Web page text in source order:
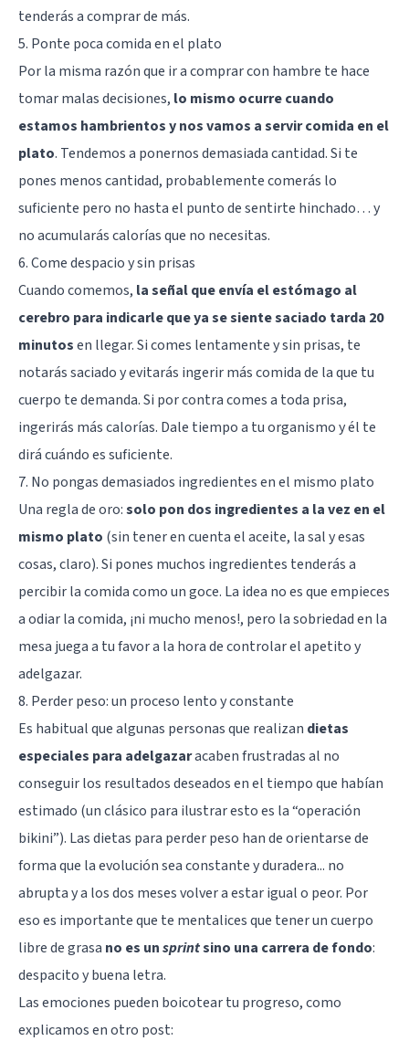
tenderás a comprar de más.
5. Ponte poca comida en el plato
Por la misma razón que ir a comprar con hambre te hace
tomar malas decisiones, lo mismo ocurre cuando
estamos hambrientos y nos vamos a servir comida en el
plato. Tendemos a ponernos demasiada cantidad. Si te
pones menos cantidad, probablemente comerás lo
suficiente pero no hasta el punto de sentirte hinchado… y
no acumularás calorías que no necesitas.
6. Come despacio y sin prisas
Cuando comemos, la señal que envía el estómago al
cerebro para indicarle que ya se siente saciado tarda 20
minutosen llegar. Si comes lentamente y sin prisas, te
notarás saciado y evitarás ingerir más comida de la que tu
cuerpo te demanda. Si por contra comes a toda prisa,
ingerirás más calorías. Dale tiempo a tu organismo y él te
dirá cuándo es suficiente.
7. No pongas demasiados ingredientes en el mismo plato
Una regla de oro:solo pon dos ingredientes a la vez en el
mismo plato (sin tener en cuenta el aceite, la sal y esas
cosas, claro). Si pones muchos ingredientes tenderás a
percibir la comida como un goce. La idea no es que empieces
a odiar la comida, ¡ni mucho menos!, pero la sobriedad en la
mesa juega a tu favor a la hora de controlar el apetito y
adelgazar.
8. Perder peso: un proceso lento y constante
Es habitual que algunas personas que realizan dietas
especiales para adelgazaracaben frustradas al no
conseguir los resultados deseadosen el tiempo que habían
estimado (un clásico para ilustrar esto es la “operación
bikini”). Las dietas para perder peso han de orientarse de
forma que la evolución sea constante y duradera... no
abrupta y a los dos meses volver a estar igual o peor. Por
eso es importante que te mentalices que tener un cuerpo
libre de grasa no es unsprintsino una carrera de fondo:
despacito y buena letra.
Lasemociones pueden boicotear tu progreso, como
explicamos en otro post: